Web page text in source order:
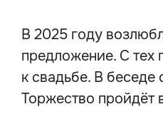
В 2025 году
предложение. С тех
к свадьбе. В беседе
Торжество пройдёт